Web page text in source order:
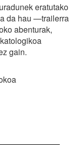
eratutako
da hau —trailerra
abenturak,
gain.